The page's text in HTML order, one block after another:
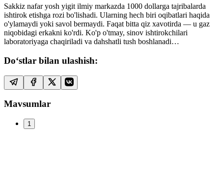
Sakkiz nafar yosh yigit ilmiy markazda 1000 dollarga tajribalarda
ishtirok etishga rozi bo'lishadi. Ularning hech biri oqibatlari haqida
o'ylamaydi yoki savol bermaydi. Faqat bitta qiz xavotirda — u gaz
niqobidagi erkakni ko'rdi. Ko'p o'tmay, sinov ishtirokchilari
laboratoriyaga chaqiriladi va dahshatli tush boshlanadi…
Do‘stlar bilan ulashish:
Mavsumlar
1